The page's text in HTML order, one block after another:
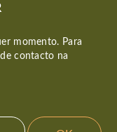
momento. Para
contacto na